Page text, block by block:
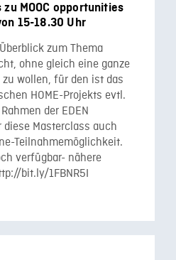
MOOC opportunities
15-18.30 Uhr
zum Thema
ohne gleich eine ganze
wollen, für den ist das
HOME-Projekts evtl.
der EDEN
Masterclass auch
Teilnahmemöglichkeit.
verfügbar- nähere
bit.ly/1FBNR5I